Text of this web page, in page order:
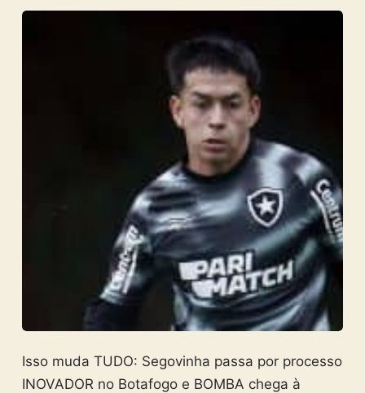
Isso muda TUDO: Segovinha passa por processo
INOVADOR no Botafogo e BOMBA chega à